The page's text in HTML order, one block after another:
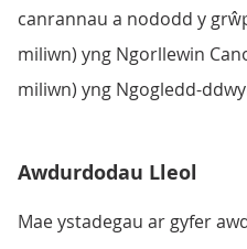
canrannau a nododd y
miliwn) yng Ngorllewin
miliwn) yng Ngogledd-
Awdurdodau Lleol
Mae ystadegau ar gyfer